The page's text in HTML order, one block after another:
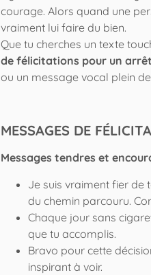
courage. Alors quand une
vraiment lui faire du bien.
Que tu cherches un texte
de félicitations pour un
ou un message vocal plein
MESSAGES DE
Messages tendres et
Je suis vraiment fier de
du chemin parcouru.
Chaque jour sans
que tu accomplis.
Bravo pour cette
inspirant à voir.